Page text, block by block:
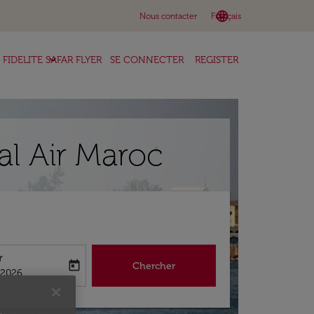
Nous contacter language
Français
keyboard_arrow_down
FIDELITE SAFAR FLYER
keyboard_arrow_down SE CONNECTER REGISTER
Air Maroc
return-date-aria-label
today Chercher